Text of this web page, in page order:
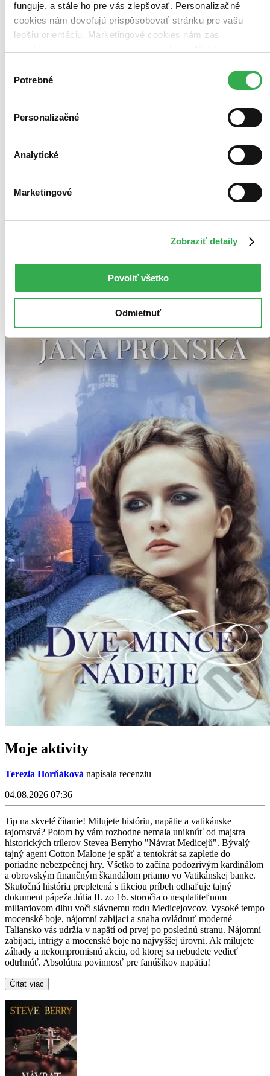
funguje, a stále ho pre vás zlepšovať. Personalizačné
cookies nám dovoľujú prispôsobovať stránku pre vašu
lepšiu orientáciu. Marketingové cookies nám zas
keby sme mohli používať všetky tieto cookies. Ďakujeme!
súhlasu
Potrebné
Personalizačné
Analytické
Marketingové
Zobraziť detaily
Povoliť všetko
Odmietnuť
Moje aktivity
Terezia Horňáková napísala recenziu
04.08.2026 07:36
Tip na skvelé čítanie! Milujete históriu, napätie a vatikánske
tajomstvá? Potom by vám rozhodne nemala uniknúť od majstra
historických trilerov Stevea Berryho "Návrat Medicejů". Bývalý
tajný agent Cotton Malone je späť a tentokrát sa zapletie do
poriadne nebezpečnej hry. Všetko to začína podozrivým kardinálom
a obrovským finančným škandálom priamo vo Vatikánskej banke.
Skutočná história prepletená s fikciou príbeh odhaľuje tajný
dokument pápeža Júlia II. zo 16. storočia o nesplatiteľnom
miliardovom dlhu voči slávnemu rodu Medicejovcov. Vysoké tempo
mocenské boje, nájomní zabijaci a snaha ovládnuť moderné
Taliansko vás udržia v napätí od prvej po poslednú stranu. Nájomní
zabijaci, intrigy a mocenské boje na najvyššej úrovni. Ak milujete
záhady a nekompromisnú akciu, od ktorej sa nebudete vedieť
odtrhnúť. Absolútna povinnosť pre fanúšikov napätia!
Čítať viac